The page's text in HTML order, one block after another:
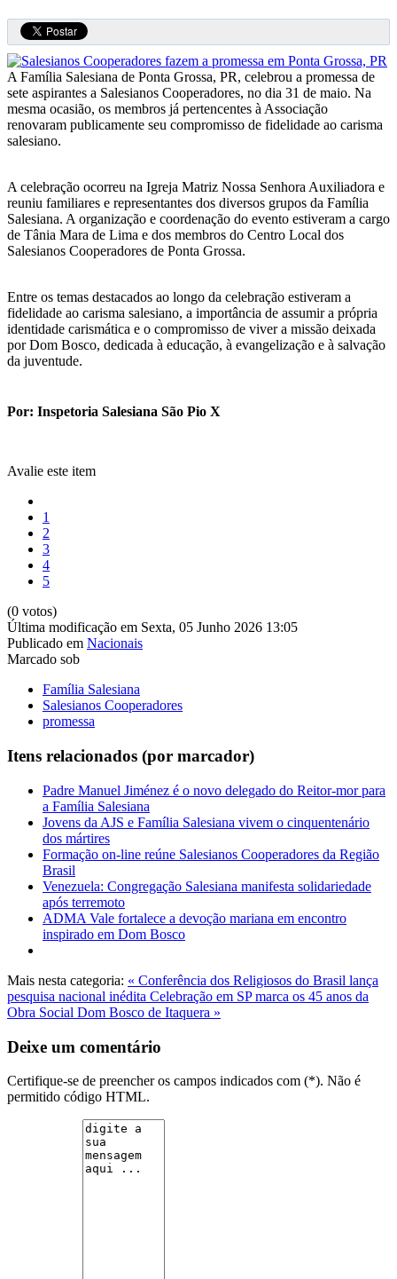
A Família Salesiana de Ponta Grossa, PR, celebrou a promessa de
sete aspirantes a Salesianos Cooperadores, no dia 31 de maio. Na
mesma ocasião, os membros já pertencentes à Associação
renovaram publicamente seu compromisso de fidelidade ao carisma
salesiano.
A celebração ocorreu na Igreja Matriz Nossa Senhora Auxiliadora e
reuniu familiares e representantes dos diversos grupos da Família
Salesiana. A organização e coordenação do evento estiveram a cargo
de Tânia Mara de Lima e dos membros do Centro Local dos
Salesianos Cooperadores de Ponta Grossa.
Entre os temas destacados ao longo da celebração estiveram a
fidelidade ao carisma salesiano, a importância de assumir a própria
identidade carismática e o compromisso de viver a missão deixada
por Dom Bosco, dedicada à educação, à evangelização e à salvação
da juventude.
Por: Inspetoria Salesiana São Pio X
Avalie este item
1
2
3
4
5
(0 votos)
Última modificação em Sexta, 05 Junho 2026 13:05
Publicado em Nacionais
Marcado sob
Família Salesiana
Salesianos Cooperadores
promessa
Itens relacionados (por marcador)
Padre Manuel Jiménez é o novo delegado do Reitor-mor para
a Família Salesiana
Jovens da AJS e Família Salesiana vivem o cinquentenário
dos mártires
Formação on-line reúne Salesianos Cooperadores da Região
Brasil
Venezuela: Congregação Salesiana manifesta solidariedade
após terremoto
ADMA Vale fortalece a devoção mariana em encontro
inspirado em Dom Bosco
Mais nesta categoria: « Conferência dos Religiosos do Brasil lança
pesquisa nacional inédita Celebração em SP marca os 45 anos da
Obra Social Dom Bosco de Itaquera »
Deixe um comentário
Certifique-se de preencher os campos indicados com (*). Não é
permitido código HTML.